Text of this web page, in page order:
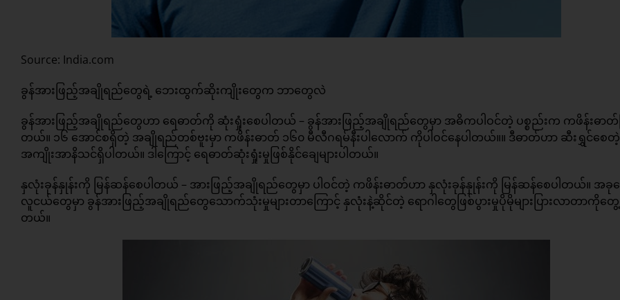
Source: India.com
ခွန်အားဖြည့်အချိုရည်တွေရဲ့ ဘေးထွက်ဆိုးကျိုးတွေက ဘာတွေလဲ
ခွန်အားဖြည့်အချိုရည်တွေဟာ ရေဓာတ်ကို ဆုံးရှုံးစေပါတယ် – ခွန်အားဖြည့်အချိုရည်တွေမှာ အဓိကပါဝင်တဲ့ ပစ္စည်းက ကဖိန်းဓာတ်ဖ
တယ်။ ၁၆ အောင်စရှိတဲ့ အချိုရည်တစ်ဗူးမှာ ကဖိန်းဓာတ် ၁၆၀ မီလီဂရမ်နီးပါလောက် ကိုပါဝင်နေပါတယ်။။ ဒီဓာတ်ဟာ ဆီးရွှင်စေတဲ့
အကျိုးအာနိသင်ရှိပါတယ်။ ဒါကြောင့် ရေဓာတ်ဆုံးရှုံးမှုဖြစ်နိုင်ချေများပါတယ်။
နှလုံးခုန်နှုန်းကို မြန်ဆန်စေပါတယ် – အားဖြည့်အချိုရည်တွေမှာ ပါဝင်တဲ့ ကဖိန်းဓာတ်ဟာ နှလုံးခုန်နှုန်းကို မြန်ဆန်စေပါတယ်။ အခု
လူငယ်တွေမှာ ခွန်အားဖြည့်အချိုရည်တွေသောက်သုံးမှုများတာကြောင့် နှလုံးနဲ့ဆိုင်တဲ့ ရောဂါတွေဖြစ်ပွားမှုပိုမိုများပြားလာတာကိုတွေ့
တယ်။